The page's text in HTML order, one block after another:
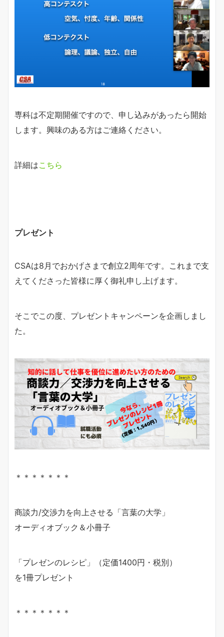
専科は不定期開催ですので、申し込みがあったら開始
します。興味のある方はご連絡ください。
詳細はこちら
プレゼント
CSAは8月でおかげさまで創立2周年です。これまで支
えてくださった皆様に厚く御礼申し上げます。
そこでこの度、プレゼントキャンペーンを企画しまし
た。
＊＊＊＊＊＊＊
商談力/交渉力を向上させる「言葉の大学」
オーディオブック＆小冊子
「プレゼンのレシピ」（定価1400円・税別）
を1冊プレゼント
＊＊＊＊＊＊＊